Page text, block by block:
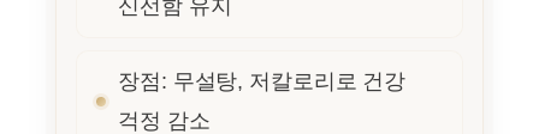
신선함 유지
장점: 무설탕, 저칼로리로 건강
걱정 감소